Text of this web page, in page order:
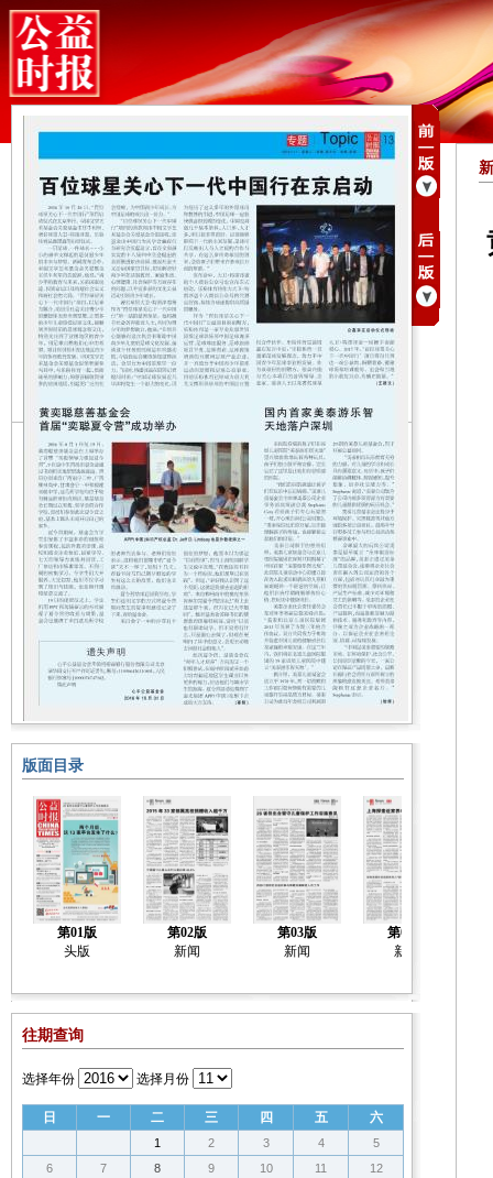
版面目录
第01版
头版
第02版
新闻
第03版
新闻
第04版
新闻
往期查询
选择年份 选择月份
日 一 二 三 四 五 六
1 2 3 4
5
6
7 8 9 10 11
12